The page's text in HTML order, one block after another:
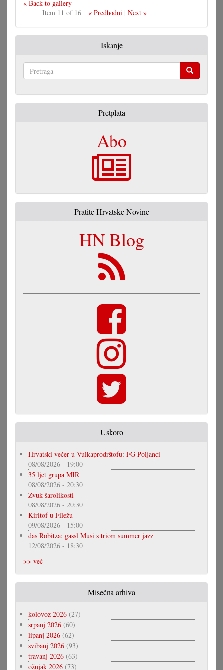
« Back to gallery
Item 11 of 16
« Predhodni| Next »
Iskanje
Pretplata
Abo
Pratite Hrvatske Novine
HN Blog
Uskoro
Hrvatski večer u Vulkaprodrštofu: FG Poljanci
08/08/2026 - 19:00
35 ljet grupa MIR
08/08/2026 - 20:30
Zvuk šarolikosti
08/08/2026 - 20:30
Kiritof u Filežu
09/08/2026 - 15:00
das Robitza: gassl Musi s triom summer jazz
12/08/2026 - 18:30
>> već
Misečna arhiva
kolovoz 2026 (27)
srpanj 2026 (60)
lipanj 2026 (62)
svibanj 2026 (93)
travanj 2026 (63)
ožujak 2026 (73)